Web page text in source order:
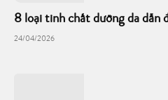
8 loại tinh chất dưỡng da dẫn
24/04/2026